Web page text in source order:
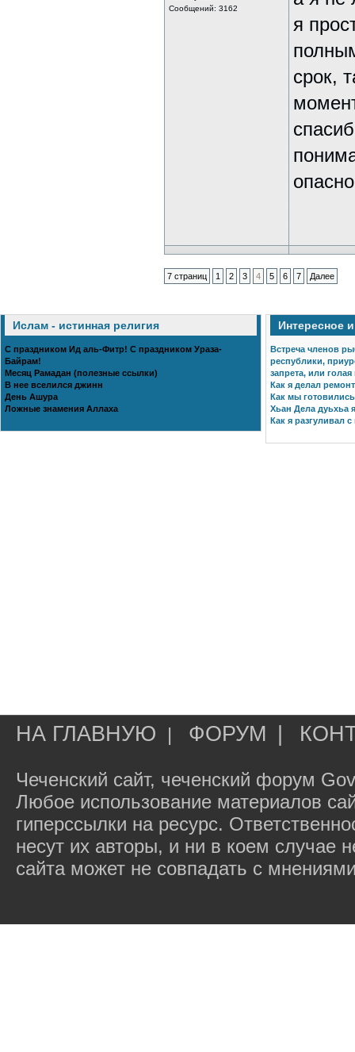
Сообщений: 3162
я
срок,
7 страниц 1 2 3 4 5 6 7 Далее
Ислам - истинная религия
С праздником Ид аль-Фитр! С праздником Ураза-
Байрам!
Месяц Рамадан (полезные ссылки)
В нее вселился джинн
День Ашура
Ложные знамения Аллаха
Интересное
Встреча членов
республики,
запрета, или
Как я делал
Как мы
Хьан Дела дуьхьа
Как я разгуливал
НА ГЛАВНУЮ | ФОРУМ
Чеченский сайт, чеченский форум
Любое использование материалов
гиперссылки на ресурс.
несут их авторы, и ни в коем случае
сайта может не совпадать с